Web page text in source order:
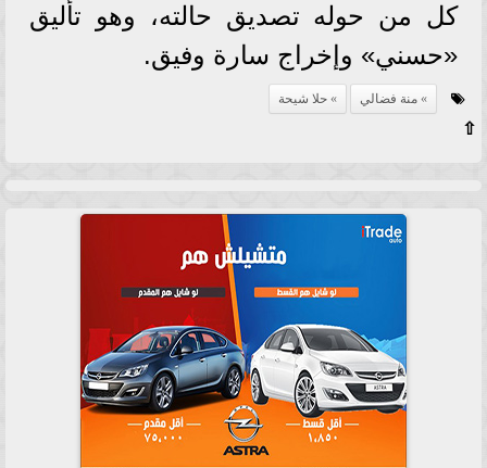
كل من حوله تصديق حالته، وهو تأليق
«حسني» وإخراج سارة وفيق.
منة فضالي حلا شيحة
⇧